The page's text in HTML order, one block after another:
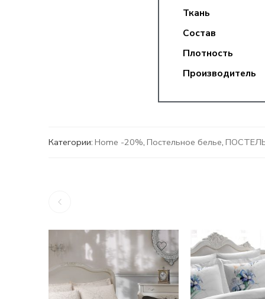
Ткань
Состав
Плотность
Производитель
Категории: Home -20%, Постельное белье,